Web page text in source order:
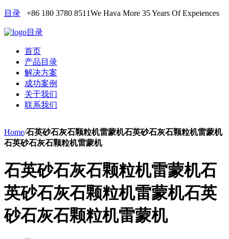
目录 +86 180 3780 8511We Hava More 35 Years Of Expeiences
目录
首页
产品目录
解决方案
成功案例
关于我们
联系我们
Home/石英砂石灰石颗粒机雷蒙机石英砂石灰石颗粒机雷蒙机
石英砂石灰石颗粒机雷蒙机
石英砂石灰石颗粒机雷蒙机石
英砂石灰石颗粒机雷蒙机石英
砂石灰石颗粒机雷蒙机